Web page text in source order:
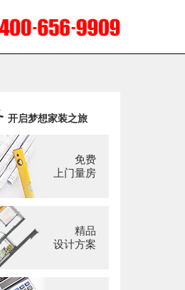
开启梦想家装之旅
免费
上门量房
精品
设计方案